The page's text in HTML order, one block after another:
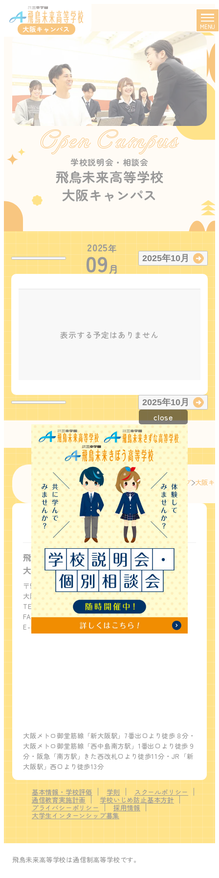
大阪キャンパス MENU
Open Campus
学校説明会・相談会
飛鳥未来高等学校
大阪キャンパス
2025年
09月
2025年10月
表示する予定はありません
2025年10月
グループTOP 飛鳥未来高等学校 総合トップ 大阪キ
大阪キャンパス
飛鳥未来高等学校
大阪キャンパス
〒532-0011
大阪府大阪市淀川区西中島6丁目11-23
TEL：06-6300-5650
FAX：06-6300-5651
E-mail：
info-osaka-asuka@sanko.ac.jp
大阪メトロ御堂筋線「新大阪駅」7番出口より徒歩８分・
大阪メトロ御堂筋線「西中島南方駅」1番出口より徒歩９
分・阪急「南方駅」きた西改札口より徒歩11分・JR「新
大阪駅」西口より徒歩13分
基本情報・学校評価 学則
スクールポリシー
通信教育実施計画
学校いじめ防止基本方針
プライバシーポリシー
採用情報
大学生インターンシップ募集
飛鳥未来高等学校は通信制高等学校です。
close